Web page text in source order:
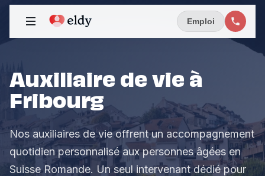
Emploi
Auxiliaire de vie à
Fribourg
Nos auxiliaires de vie offrent un accompagnement
quotidien personnalisé aux personnes âgées en
Suisse Romande. Un seul intervenant dédié pour